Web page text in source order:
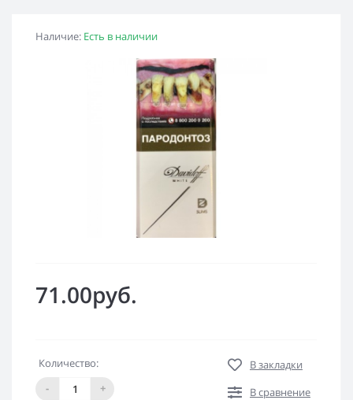
Наличие: Есть в наличии
71.00руб.
Количество:
-
+
В закладки
В сравнение